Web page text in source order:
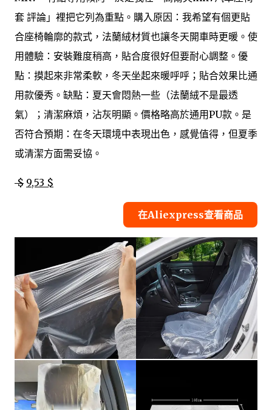
套 評論」裡把它列為重點。購入原因：我希望有個更貼
合座椅輪廓的款式，法蘭絨材質也讓冬天開車時更暖。使
用體驗：安裝難度稍高，貼合度很好但要耐心調整。優
點：摸起來非常柔軟，冬天坐起來暖呼呼；貼合效果比通
用款優秀。缺點：夏天會悶熱一些（法蘭絨不是最透
氣）；清潔麻煩，沾灰明顯。價格略高於通用PU款。是
否符合預期：在冬天環境中表現出色，感覺值得，但夏季
或清潔方面需妥協。
$ 9,53 $
在Aliexpress查看商品